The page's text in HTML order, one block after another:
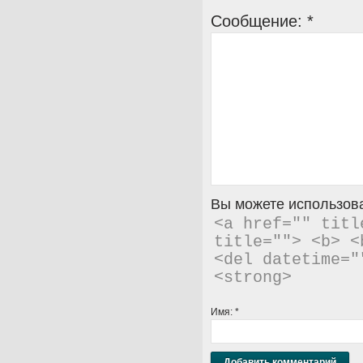
Сообщение: *
Вы можете
<a href=""
title=""> <b>
<del
<strong>
Имя: *